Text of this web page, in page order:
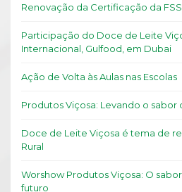
Renovação da Certificação da
Participação do Doce de Leite
Internacional, Gulfood, em Dubai
Ação de Volta às Aulas nas Escolas
Produtos Viçosa: Levando o sabor
Doce de Leite Viçosa é tema de
Rural
Worshow Produtos Viçosa: O
futuro